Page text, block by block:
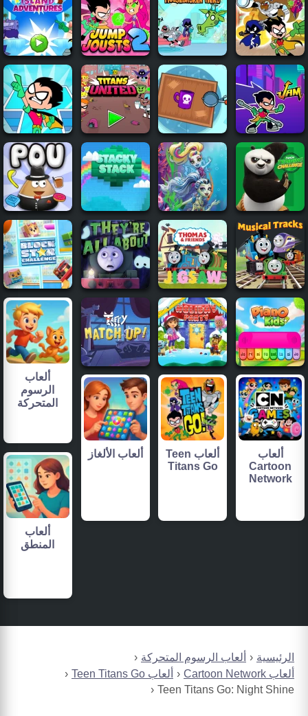
الرئيسية
ألعاب الرسوم المتحركة
ألعاب Cartoon Network
ألعاب Teen Titans Go
Teen Titans Go: Night Shine
ألعاب
الرسوم
المتحركة
ألعاب
Cartoon
Network
ألعاب Teen
Titans Go
ألعاب الألغاز
ألعاب
المنطق